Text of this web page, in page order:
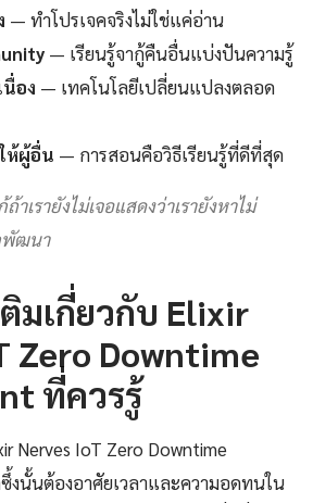
— ทำโปรเจคจริงไม่ใช่แค่อ่าน
— เรียนรู้จากู้คืนอื่นแบ่งปันความรู้
นื่อง — เทคโนโลยีเปลี่ยนแปลงตลอด
ห้ผู้อื่น — การสอนคือวิธีเรียนรู้ที่ดีที่สุด
เรายังไม่เจอแสดงว่าเรายังหาไม่
พัฒนา
มเกี่ยวกับ Elixir
Zero Downtime
ที่ควรรู้
Nerves IoT Zero Downtime
งนั้นต้องอาศัยเวลาและความอดทนใน